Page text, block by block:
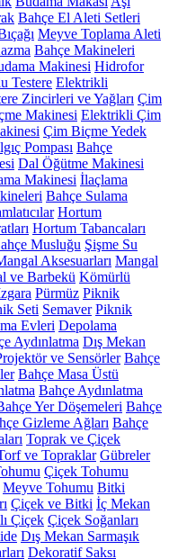
Bahçe El Aleti Setleri
Meyve Toplama Aleti
Bahçe Makineleri
Makinesi Hidrofor
Testere Elektrikli
Zincirleri ve Yağları Çim
Makinesi Elektrikli Çim
Çim Biçme Yedek
Pompası Bahçe
Dal Öğütme Makinesi
Makinesi İlaçlama
Bahçe Sulama
Hortum
Hortum Tabancaları
Musluğu Şişme Su
Aksesuarları Mangal
ve Barbekü Kömürlü
Pürmüz Piknik
Seti Semaver Piknik
Evleri Depolama
Aydınlatma Dış Mekan
ve Sensörler Bahçe
Bahçe Masa Üstü
Bahçe Aydınlatma
Yer Döşemeleri Bahçe
Gizleme Ağları Bahçe
Toprak ve Çiçek
ve Topraklar Gübreler
Çiçek Tohumu
Meyve Tohumu Bitki
Çiçek ve Bitki İç Mekan
Çiçek Çiçek Soğanları
Dış Mekan Sarmaşık
Dekoratif Saksı